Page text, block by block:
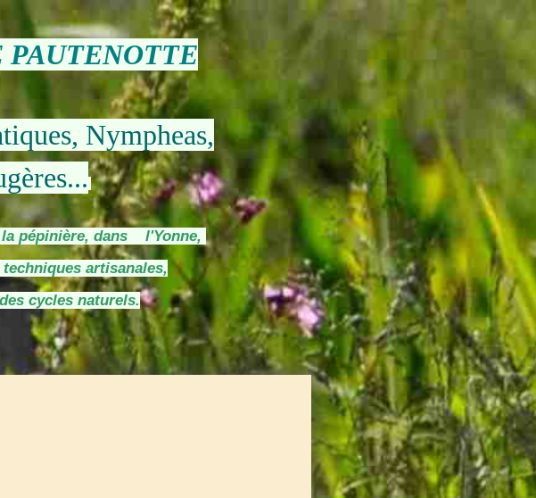
Nympheas,
la pépinière, dans l'Yonne,
artisanales,
cycles naturels.